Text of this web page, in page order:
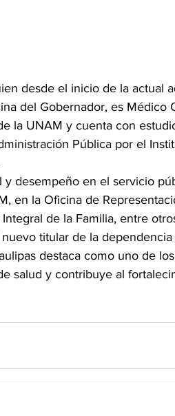
desde el inicio de la actual
del Gobernador, es Médico
la UNAM y cuenta con
Pública por el
desempeño en el servicio
en la Oficina de
de la Familia, entre
titular de la
destaca como uno de
salud y contribuye al